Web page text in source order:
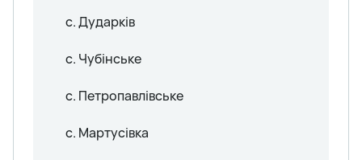
с. Дударків
с. Чубінське
с. Петропавлівське
с. Мартусівка